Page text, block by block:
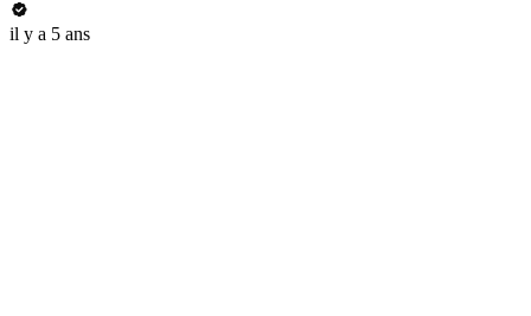
il y a 5 ans